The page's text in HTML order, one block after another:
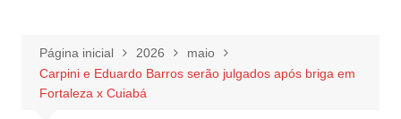
Página inicial 2026
maio
Carpini e Eduardo Barros serão julgados após briga em
Fortaleza x Cuiabá